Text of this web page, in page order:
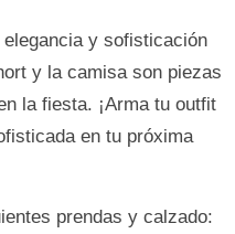
y sofisticación
y la camisa son piezas
la fiesta. ¡Arma tu outfit
en tu próxima
prendas y calzado: